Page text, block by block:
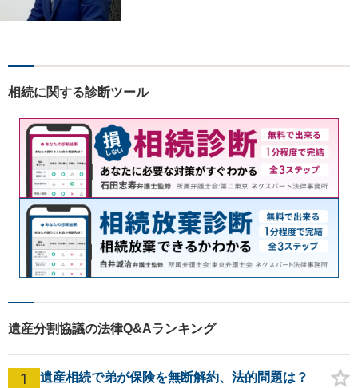
お気軽にご相談下さい。
相続に関する診断ツール
遺産分割協議の法律Q&Aランキング
1 遺産相続で弟が保険を無断解約、法的問題は？